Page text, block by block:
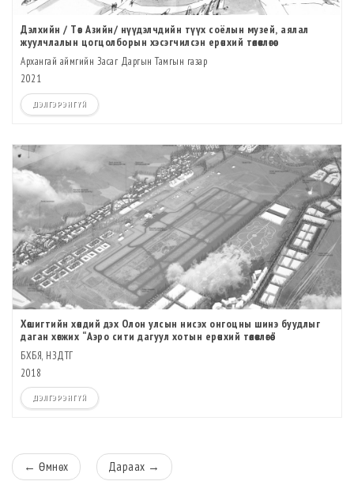
Дэлхийн / Төв Азийн/ нүүдэлчдийн түүх соёлын музей, аялал
жуулчлалын цогцолборын хэсэгчилсэн ерөнхий төлөвлөгөө
Архангай аймгийн Засаг Даргын Тамгын газар
2021
ДЭЛГЭРЭНГҮЙ
Хөшигтийн хөндий дэх Олон улсын нисэх онгоцны шинэ буудлыг
даган хөгжих “Аэро сити дагуул хотын ерөнхий төлөвлөгөө”
БХБЯ, НЗДТГ
2018
ДЭЛГЭРЭНГҮЙ
← Өмнөх Дараах →